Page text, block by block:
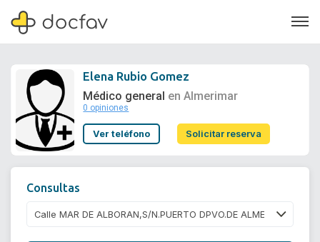
Soporte
Elena Rubio Gomez
Médico general en Almerimar
0 opiniones
Ver teléfono Solicitar reserva
Consultas